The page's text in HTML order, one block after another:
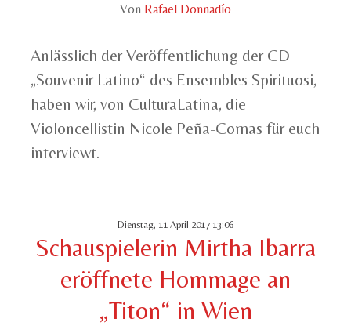
Von Rafael Donnadío
Anlässlich der Veröffentlichung der CD
„Souvenir Latino“ des Ensembles Spirituosi,
haben wir, von CulturaLatina, die
Violoncellistin Nicole Peña-Comas für euch
interviewt.
Dienstag, 11 April 2017 13:06
Schauspielerin Mirtha Ibarra
eröffnete Hommage an
„Titon“ in Wien